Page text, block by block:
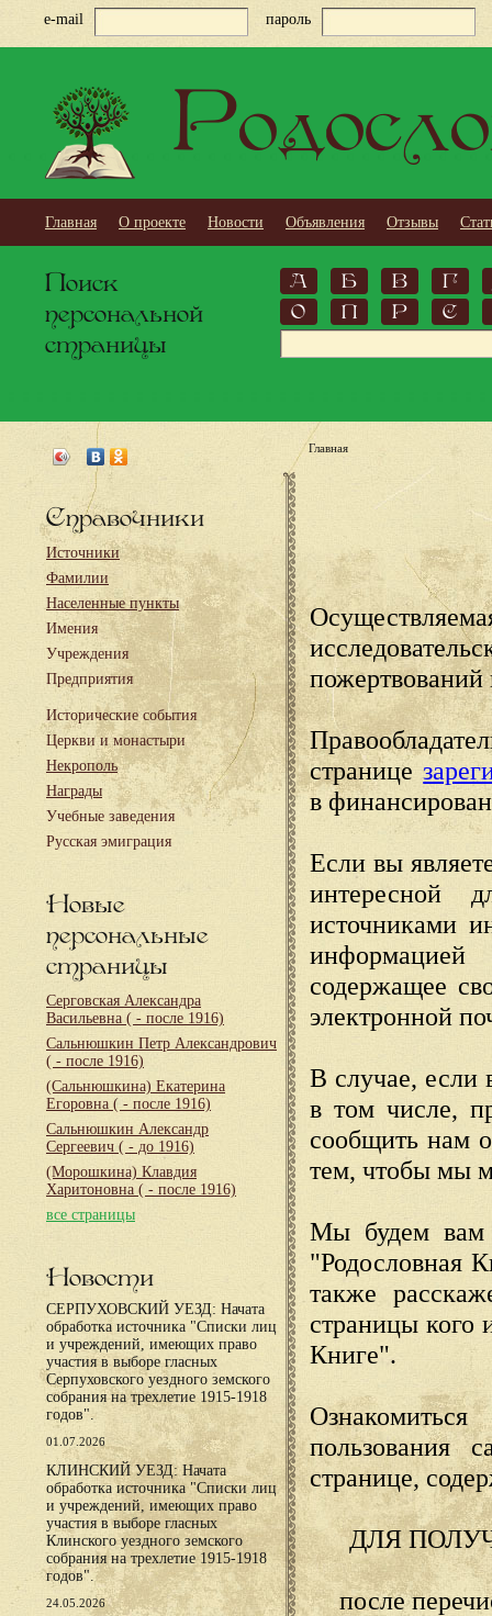
e-mail пароль
Главная О проекте Новости Объявления Отзывы
Поиск
персональной
страницы
А Б В
Г
О
П Р С
Справочники
Источники
Фамилии
Населенные пункты
Имения
Учреждения
Предприятия
Исторические события
Церкви и монастыри
Некрополь
Награды
Учебные заведения
Русская эмиграция
Новые
персональные
страницы
Серговская Александра
Васильевна ( - после 1916)
Сальнюшкин Петр Александрович
( - после 1916)
(Сальнюшкина) Екатерина
Егоровна ( - после 1916)
Сальнюшкин Александр
Сергеевич ( - до 1916)
(Морошкина) Клавдия
Харитоновна ( - после 1916)
все страницы
Новости
СЕРПУХОВСКИЙ УЕЗД: Начата
обработка источника "Списки лиц
и учреждений, имеющих право
участия в выборе гласных
Серпуховского уездного земского
собрания на трехлетие 1915-1918
годов".
01.07.2026
КЛИНСКИЙ УЕЗД: Начата
обработка источника "Списки лиц
и учреждений, имеющих право
участия в выборе гласных
Клинского уездного земского
собрания на трехлетие 1915-1918
годов".
24.05.2026
Главная
пожертвований
странице
в
Если вы
интересной
источниками
содержащее
электронной
В случае, если
в том числе,
сообщить нам
тем, чтобы мы
Мы будем вам
"Родословная
также
страницы кого
Книге".
пользования
странице,
ДЛЯ
после